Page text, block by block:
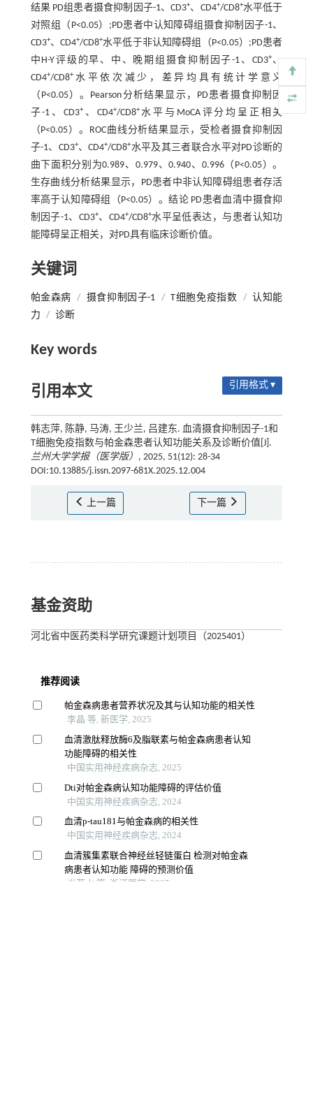
结果 PD组患者摄食抑制因子-1、CD3+、CD4+/CD8+水平低于
对照组（P<0.05）;PD患者中认知障碍组摄食抑制因子-1、
CD3+、CD4+/CD8+水平低于非认知障碍组（P<0.05）;PD患者
中H-Y评级的早、中、晚期组摄食抑制因子-1、CD3+、
CD4+/CD8+水平依次减少，差异均具有统计学意义
（P<0.05）。Pearson分析结果显示，PD患者摄食抑制因
子-1、CD3+、CD4+/CD8+水平与MoCA评分均呈正相关
（P<0.05）。ROC曲线分析结果显示，受检者摄食抑制因
子-1、CD3+、CD4+/CD8+水平及其三者联合水平对PD诊断的
曲下面积分别为0.989、0.979、0.940、0.996（P<0.05）。
生存曲线分析结果显示，PD患者中非认知障碍组患者存活
率高于认知障碍组（P<0.05）。结论 PD患者血清中摄食抑
制因子-1、CD3+、CD4+/CD8+水平呈低表达，与患者认知功
能障碍呈正相关，对PD具有临床诊断价值。
关键词
帕金森病 / 摄食抑制因子-1 / T细胞免疫指数 / 认知能
力 / 诊断
Key words
引用本文 引用格式 ▾
韩志萍, 陈静, 马涛, 王少兰, 吕建东. 血清摄食抑制因子-1和
T细胞免疫指数与帕金森患者认知功能关系及诊断价值[J].
兰州大学学报（医学版） , 2025, 51(12): 28-34
DOI:10.13885/j.issn.2097-681X.2025.12.004
上一篇 下一篇
基金资助
河北省中医药类科学研究课题计划项目（2025401）